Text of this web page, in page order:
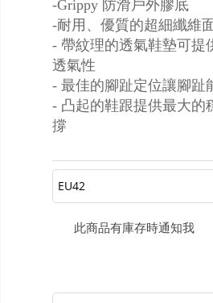
-Grippy 防滑戶外膠底
-耐用、優質的超細纖維
- 帶紋理的透氣鞋墊可提
透氣性
- 最佳的腳趾定位讓腳趾
- 凸起的鞋跟提供最大的
撐
此商品有庫存時通知我